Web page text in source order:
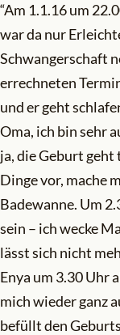
“Am 1.1.16 um
war da nur
Schwangerschaft
errechneten
und er geht
Oma, ich bin sehr
ja, die Geburt
Dinge vor, mache
Badewanne. Um
sein – ich wecke
lässt sich nicht
Enya um 3.30 Uhr
mich wieder ganz
befüllt den